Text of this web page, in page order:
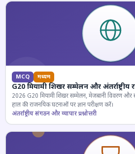
MCQ मध्यम
G20 मियामी शिखर सम्मेलन और अंतर्राष्ट्रीय
2026 G20 मियामी शिखर सम्मेलन, मेजबानी विवरण और
हाल की राजनयिक घटनाओं पर ज्ञान परीक्षण करें।
अंतर्राष्ट्रीय संगठन और व्यापार प्रश्नोत्तरी